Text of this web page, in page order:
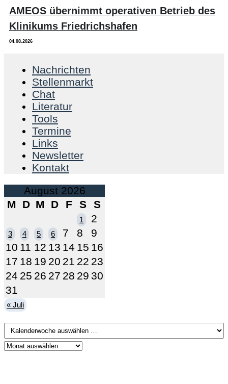
AMEOS übernimmt operativen Betrieb des
Klinikums Friedrichshafen
04.08.2026
Nachrichten
Stellenmarkt
Chat
Literatur
Tools
Termine
Links
Newsletter
Kontakt
August 2026
M
D M D F S S
1 2
3 4 5 6 7 8
9
10 11 12 13 14 15 16
17 18 19 20 21 22 23
24 25 26 27 28 29 30
31
« Juli